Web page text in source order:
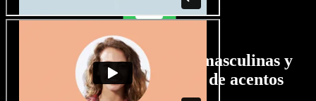
Gran selección de voces masculinas y
femeninas con todo tipo de acentos